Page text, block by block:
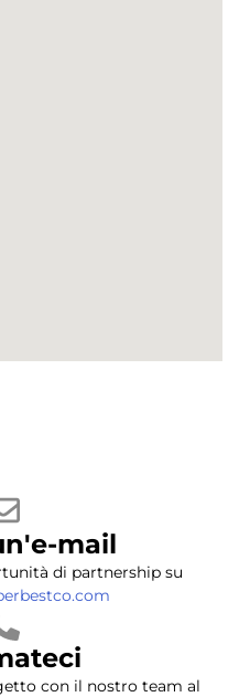
mail
di partnership su
con il nostro team al